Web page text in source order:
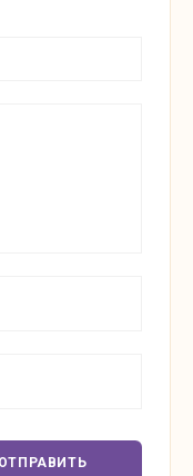
ОТПРАВИТЬ